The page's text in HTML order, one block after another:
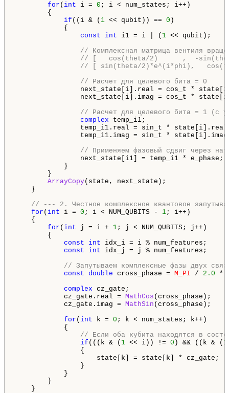
for ( int i = 0 ; i < num_states; i++)
{
if ((i & ( 1 << qubit)) == 0 )
{
const
int i1 = i | ( 1 << qubit);
// Комплексная матрица вентиля
// [   cos(theta/2)      ,  -
// [ sin(theta/2)*e^(i*phi),
// Расчет для целевого бита = 0
next_state[i].real = cos_t *
next_state[i].imag = cos_t *
// Расчет для целевого бита = 1 (с
complex temp_i1;
temp_i1.real = sin_t * state[i].real +
temp_i1.imag = sin_t * state[i].imag +
// Применяем фазовый сдвиг через
next_state[i1] = temp_i1 * e_phase;
}
}
ArrayCopy(state, next_state);
}
// --- 2. Честное комплексное квантовое
for ( int i = 0 ; i < NUM_QUBITS - 1; i++)
{
for ( int j = i + 1; j < NUM_QUBITS; j++)
{
const
int idx_i = i % num_features;
const
int idx_j = j % num_features;
// Запутываем комплексные фазы двух
const double cross_phase = M_PI / 2.0 *
complex cz_gate;
cz_gate.real = MathCos (cross_phase);
cz_gate.imag = MathSin (cross_phase);
for ( int k = 0 ; k < num_states; k++)
{
// Если оба кубита находятся в
if (((k & ( 1 << i)) != 0 ) && ((k & ( 1
{
state[k] = state[k] * cz_gate;
}
}
}
}